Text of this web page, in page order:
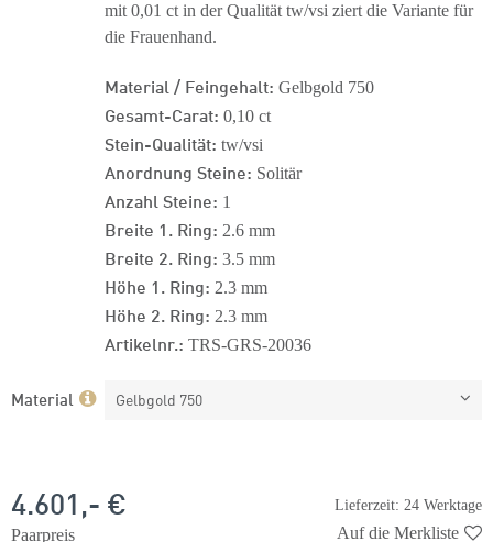
mit 0,01 ct in der Qualität tw/vsi ziert die Variante für
die Frauenhand.
Material / Feingehalt: Gelbgold 750
Gesamt-Carat: 0,10 ct
Stein-Qualität: tw/vsi
Anordnung Steine: Solitär
Anzahl Steine: 1
Breite 1. Ring: 2.6 mm
Breite 2. Ring: 3.5 mm
Höhe 1. Ring: 2.3 mm
Höhe 2. Ring: 2.3 mm
Artikelnr.: TRS-GRS-20036
Material Gelbgold 750
Lieferzeit: 24 Werktage
4.601,- €
Paarpreis
Auf die Merkliste